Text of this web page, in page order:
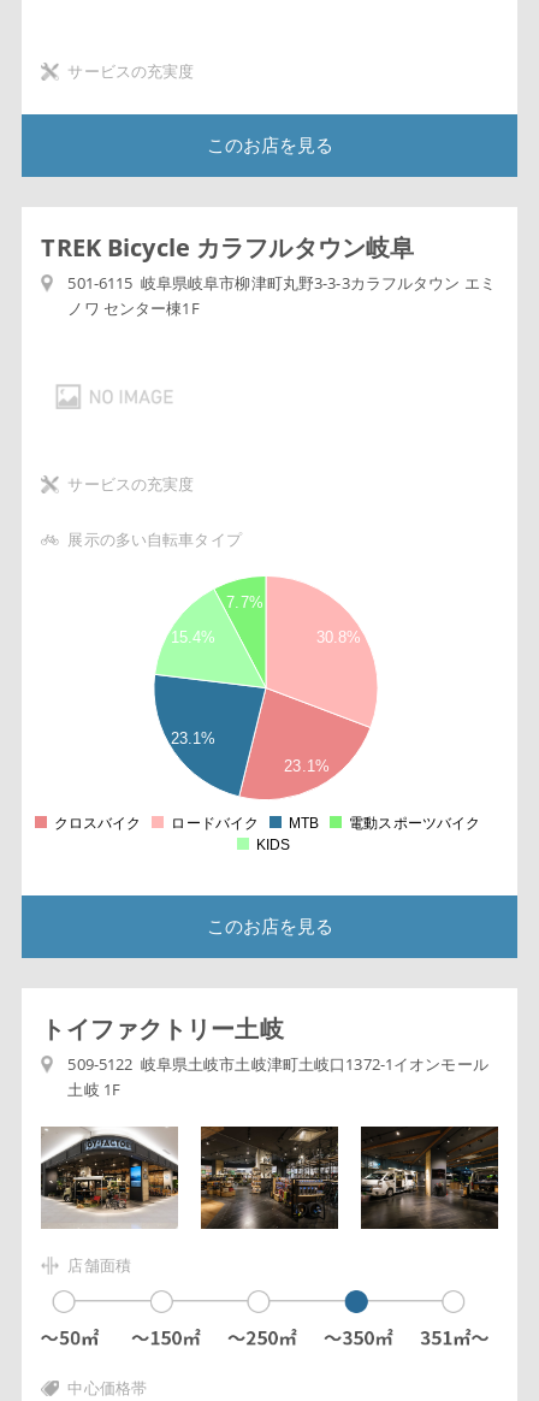
サービスの充実度
このお店を見る
TREK Bicycle カラフルタウン岐阜
501-6115 岐阜県岐阜市柳津町丸野3-3-3カラフルタウン エミ
ノワ センター棟1F
サービスの充実度
展示の多い自転車タイプ
23.1%
30.8%
23.1%
7.7%
15.4%
クロスバイク ロードバイク MTB
電動スポーツバイク
KIDS
このお店を見る
トイファクトリー土岐
509-5122 岐阜県土岐市土岐津町土岐口1372-1イオンモール
土岐 1F
店舗面積
中心価格帯